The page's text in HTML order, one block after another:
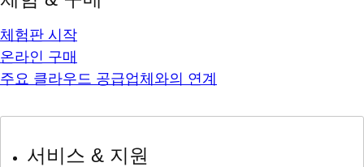
체험판 시작
온라인 구매
주요 클라우드 공급업체와의 연계
서비스 & 지원